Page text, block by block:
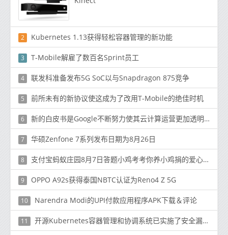
2 Kubernetes 1.13获得轻松容器管理的新功能
3 T-Mobile解雇了数百名Sprint员工
4 联发科准备发布5G SoC以与Snapdragon 875竞争
5 前所未有的新协议使这成为了改用T-Mobile的绝佳时机
6 新的白皮书是Google不断努力使其云计算运营更加透明的一部分
7 华硕Zenfone 7系列发布日期为8月26日
8 支付宝蚂蚁庄园8月7日答题小鸡考考你养小鸡捐的爱心蛋都去哪里了
9 OPPO A92s获得泰国NBTC认证为Reno4 Z 5G
10 Narendra Modi的UPI付款应用程序APK下载＆评论
11 开源Kubernetes容器管理和协调系统已实施了安全漏洞披露政策